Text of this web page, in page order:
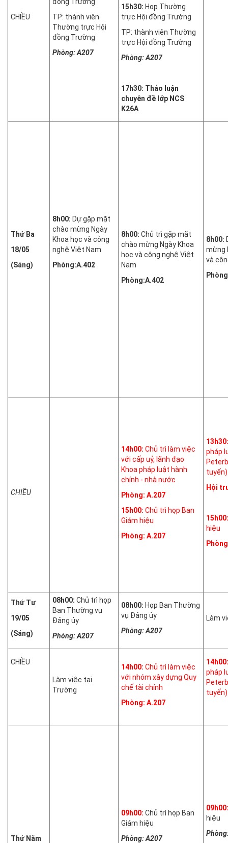
CHIỀU
TP: thành viên
Thường trực Hội
đồng Trường
Phòng: A207
15h30: Họp Thường
trực Hội đồng Trường
TP: thành viên Thường
trực Hội đồng Trường
Phòng: A207
17h30: Thảo luận
chuyên đề lớp NCS
K26A
Thứ Ba
18/05
(Sáng)
8h00: Dự gặp mặt
chào mừng Ngày
Khoa học và công
nghệ Việt Nam
Phòng:A.402
8h00: Chủ trì gặp mặt
chào mừng Ngày Khoa
học và công nghệ Việt
Nam
Phòng:A.402
8h00:
mừng
và
CHIỀU
14h00: Chủ trì làm việc
với cấp uỷ, lãnh đạo
Khoa pháp luật hành
chính - nhà nước
Phòng: A.207
15h00: Chủ trì họp Ban
Giám hiệu
Phòng: A.207
13h30:
pháp
tuyến)
Hội
hiệu
Thứ Tư
19/05
(Sáng)
08h00: Chủ trì họp
Ban Thường vụ
Đảng ủy
Phòng: A207
08h00: Họp Ban Thường
vụ Đảng ủy
Phòng: A207
Làm
CHIỀU
Làm việc tại
Trường
14h00: Chủ trì làm việc
với nhóm xây dựng Quy
chế tài chính
Phòng: A.207
14h00:
pháp
tuyến)
Thứ Năm
09h00: Chủ trì họp Ban
Giám hiệu
Phòng: A207
hiệu